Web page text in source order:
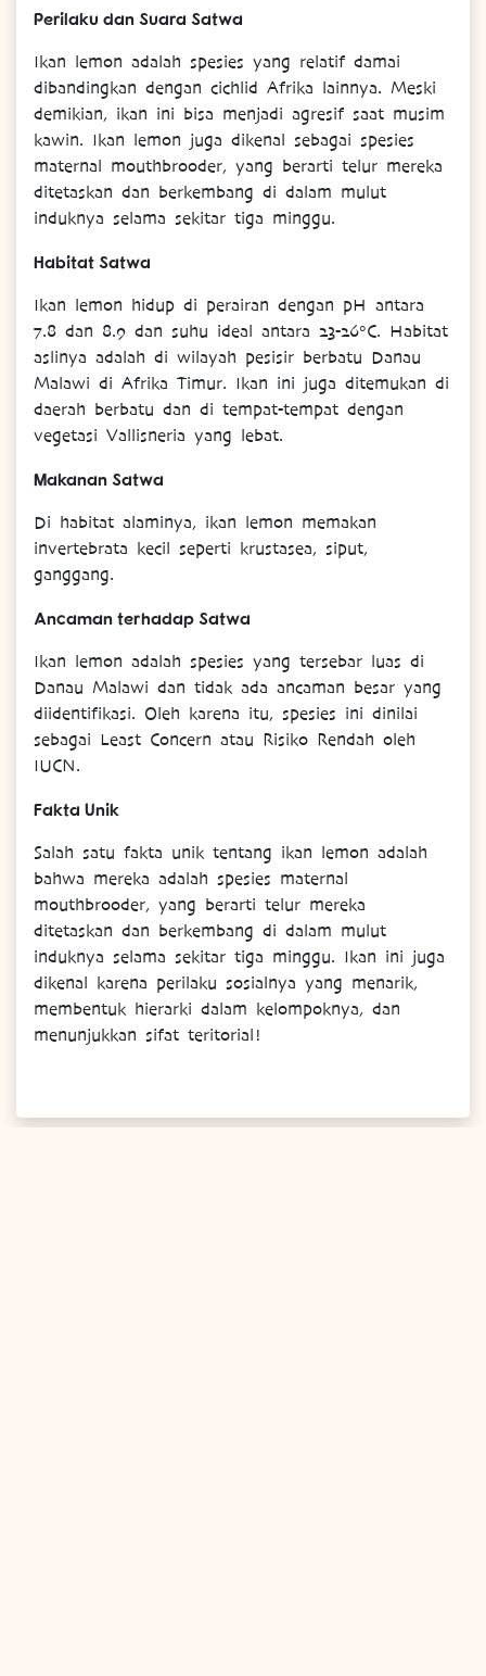
Perilaku dan Suara Satwa
Ikan lemon adalah spesies yang relatif damai
dibandingkan dengan cichlid Afrika lainnya. Meski
demikian, ikan ini bisa menjadi agresif saat musim
kawin. Ikan lemon juga dikenal sebagai spesies
maternal mouthbrooder, yang berarti telur mereka
ditetaskan dan berkembang di dalam mulut
induknya selama sekitar tiga minggu.
Habitat Satwa
Ikan lemon hidup di perairan dengan pH antara
7.8 dan 8.9 dan suhu ideal antara 23-26°C. Habitat
aslinya adalah di wilayah pesisir berbatu Danau
Malawi di Afrika Timur. Ikan ini juga ditemukan di
daerah berbatu dan di tempat-tempat dengan
vegetasi Vallisneria yang lebat.
Makanan Satwa
Di habitat alaminya, ikan lemon memakan
invertebrata kecil seperti krustasea, siput,
ganggang.
Ancaman terhadap Satwa
Ikan lemon adalah spesies yang tersebar luas di
Danau Malawi dan tidak ada ancaman besar yang
diidentifikasi. Oleh karena itu, spesies ini dinilai
sebagai Least Concern atau Risiko Rendah oleh
IUCN.
Fakta Unik
Salah satu fakta unik tentang ikan lemon adalah
bahwa mereka adalah spesies maternal
mouthbrooder, yang berarti telur mereka
ditetaskan dan berkembang di dalam mulut
induknya selama sekitar tiga minggu. Ikan ini juga
dikenal karena perilaku sosialnya yang menarik,
membentuk hierarki dalam kelompoknya, dan
menunjukkan sifat teritorial!